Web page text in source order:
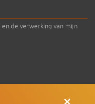
en de verwerking van mijn